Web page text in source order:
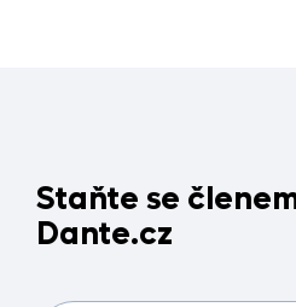
Staňte se
Dante.cz